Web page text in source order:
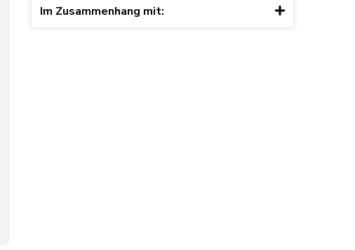
Im Zusammenhang mit: